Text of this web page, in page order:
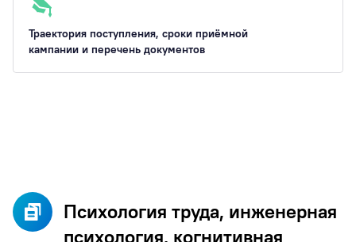
Траектория поступления, сроки приёмной
кампании и перечень документов
Психология труда, инженерная
психология, когнитивная